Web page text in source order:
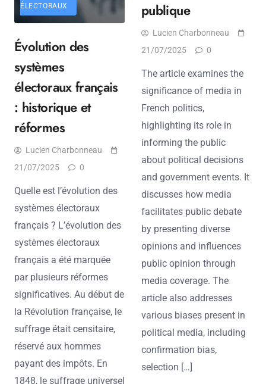
ÉLECTORAUX
Évolution des
systèmes
électoraux français
: historique et
réformes
Lucien Charbonneau
21/07/2025
0
Quelle est l’évolution des
systèmes électoraux
français ? L’évolution des
systèmes électoraux
français a été marquée
par plusieurs réformes
significatives. Au début de
la Révolution française, le
suffrage était censitaire,
réservé aux hommes
payant des impôts. En
1848, le suffrage universel
publique
Lucien Charbonneau
21/07/2025
0
The article examines the
significance of media in
French politics,
highlighting its role in
informing the public
about political decisions
and government events. It
discusses how media
facilitates public debate
by presenting diverse
opinions and influences
public opinion through
media coverage. The
article also addresses
various biases present in
political media, including
confirmation bias,
selection […]